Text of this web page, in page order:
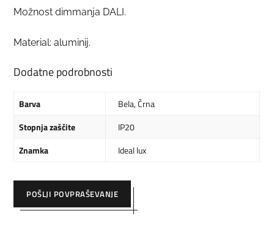
Možnost dimmanja DALI.
Material: aluminij.
Dodatne podrobnosti
Barva Bela,Črna
Stopnja zaščite
IP20
Znamka
Ideal lux
POŠLJI POVPRAŠEVANJE